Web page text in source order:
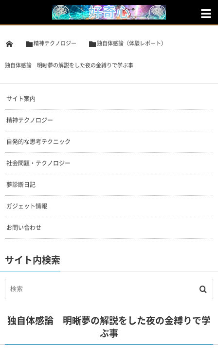
精神テクノロジー 独自体感論（体験レポート）
独自体感論 明晰夢の解説をした夜の金縛りで学ぶ事
サイト案内
精神テクノロジー
自発的な思考テクニック
社会問題・テクノロジー
夢診断日記
ガジェット情報
お問い合わせ
サイト内検索
独自体感論 明晰夢の解説をした夜の金縛りで学
ぶ事